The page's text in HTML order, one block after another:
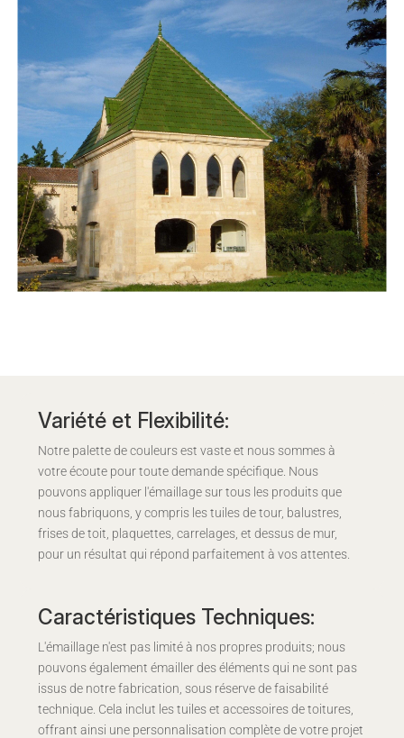
Variété et Flexibilité:
Notre palette de couleurs est vaste et nous sommes à
votre écoute pour toute demande spécifique. Nous
pouvons appliquer l'émaillage sur tous les produits que
nous fabriquons, y compris les tuiles de tour, balustres,
frises de toit, plaquettes, carrelages, et dessus de mur,
pour un résultat qui répond parfaitement à vos attentes.
Caractéristiques Techniques:
L'émaillage n'est pas limité à nos propres produits; nous
pouvons également émailler des éléments qui ne sont pas
issus de notre fabrication, sous réserve de faisabilité
technique. Cela inclut les tuiles et accessoires de toitures,
offrant ainsi une personnalisation complète de votre projet